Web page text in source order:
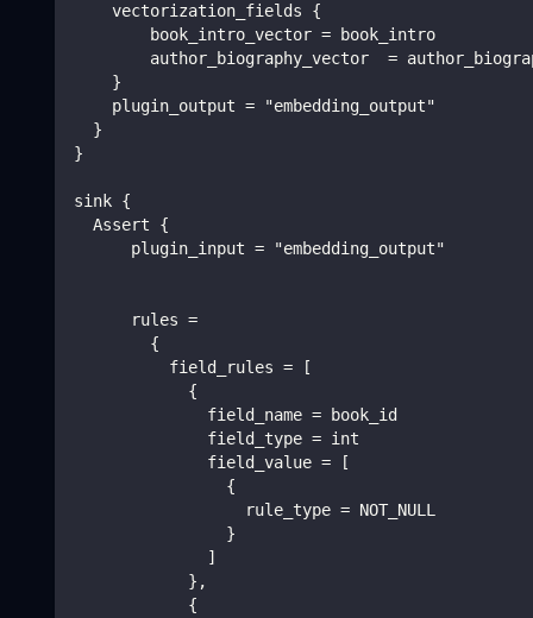
    vectorization_fields {
        book_intro_vector = book_intro
author_biography_vector  =
    }
    plugin_output = "embedding_output"
  }
}
sink {
  Assert {
      plugin_input = "embedding_output"
      rules =
        {
          field_rules = [
            {
              field_name = book_id
              field_type = int
              field_value = [
                {
                  rule_type = NOT_NULL
                }
              ]
            },
            {